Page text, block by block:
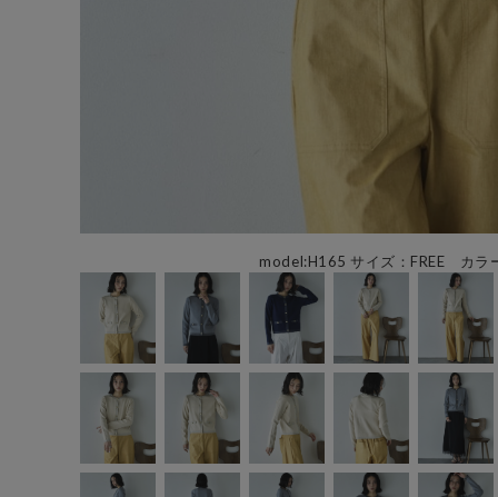
model:H165 サイズ：FREE カラ